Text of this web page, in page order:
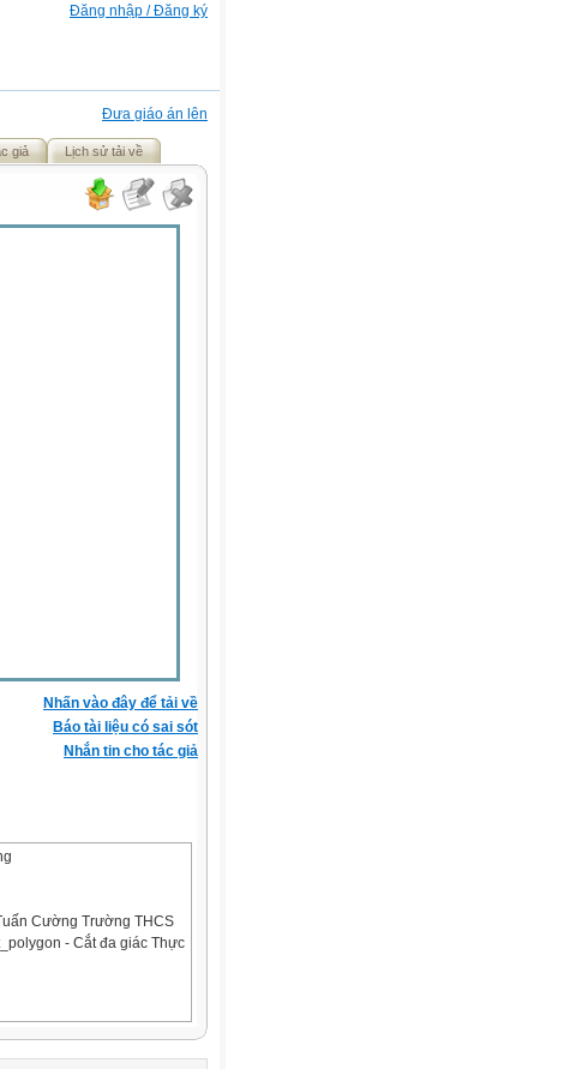
Đăng nhập / Đăng ký
Đưa giáo án lên
giả Lịch sử tải về
Nhấn vào đây để tải về
Báo tài liệu có sai sót
Nhắn tin cho tác giả
Cường Trường THCS
- Cắt đa giác Thực